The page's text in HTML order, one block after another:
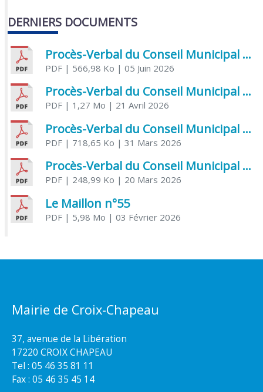
DERNIERS DOCUMENTS
Procès-Verbal du Conseil Municipal du 5 juin 2026
PDF| 566,98 Ko | 05 Juin 2026
Procès-Verbal du Conseil Municipal du 21 avril 2026
PDF| 1,27 Mo | 21 Avril 2026
Procès-Verbal du Conseil Municipal du 31 mars 2026
PDF| 718,65 Ko | 31 Mars 2026
Procès-Verbal du Conseil Municipal du 20 mars 2026
PDF| 248,99 Ko | 20 Mars 2026
Le Maillon n°55
PDF| 5,98 Mo | 03 Février 2026
Mairie de Croix-Chapeau
37, avenue de la Libération
17220 CROIX CHAPEAU
Tel : 05 46 35 81 11
Fax : 05 46 35 45 14